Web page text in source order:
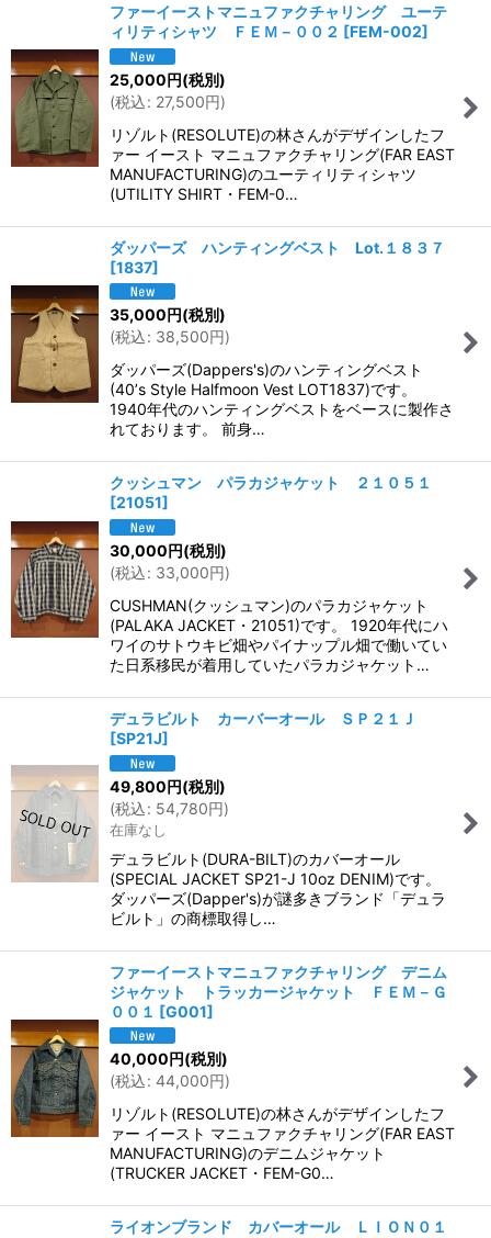
ファーイーストマニュファクチャリング ユーテ
ィリティシャツ ＦＥＭ－００２ [FEM-002]
25,000円(税別)
(税込: 27,500円)
リゾルト(RESOLUTE)の林さんがデザインしたフ
ァー イースト マニュファクチャリング(FAR EAST
MANUFACTURING)のユーティリティシャツ
(UTILITY SHIRT・FEM-0…
ダッパーズ ハンティングベスト Lot.１８３７
[1837]
35,000円(税別)
(税込: 38,500円)
ダッパーズ(Dappers's)のハンティングベスト
(40’s Style Halfmoon Vest LOT1837)です。
1940年代のハンティングベストをベースに製作さ
れております。 前身…
クッシュマン パラカジャケット ２１０５１
[21051]
30,000円(税別)
(税込: 33,000円)
CUSHMAN(クッシュマン)のパラカジャケット
(PALAKA JACKET・21051)です。 1920年代にハ
ワイのサトウキビ畑やパイナップル畑で働いてい
た日系移民が着用していたパラカジャケット…
デュラビルト カーバーオール ＳＰ２１Ｊ
[SP21J]
49,800円(税別)
(税込: 54,780円)
在庫なし
デュラビルト(DURA-BILT)のカバーオール
(SPECIAL JACKET SP21-J 10oz DENIM)です。
ダッパーズ(Dapper's)が謎多きブランド「デュラ
ビルト」の商標取得し…
ファーイーストマニュファクチャリング デニム
ジャケット トラッカージャケット ＦＥＭ－Ｇ
００１ [G001]
40,000円(税別)
(税込: 44,000円)
リゾルト(RESOLUTE)の林さんがデザインしたフ
ァー イースト マニュファクチャリング(FAR EAST
MANUFACTURING)のデニムジャケット
(TRUCKER JACKET・FEM-G0…
ライオンブランド カバーオール ＬＩＯＮ０１